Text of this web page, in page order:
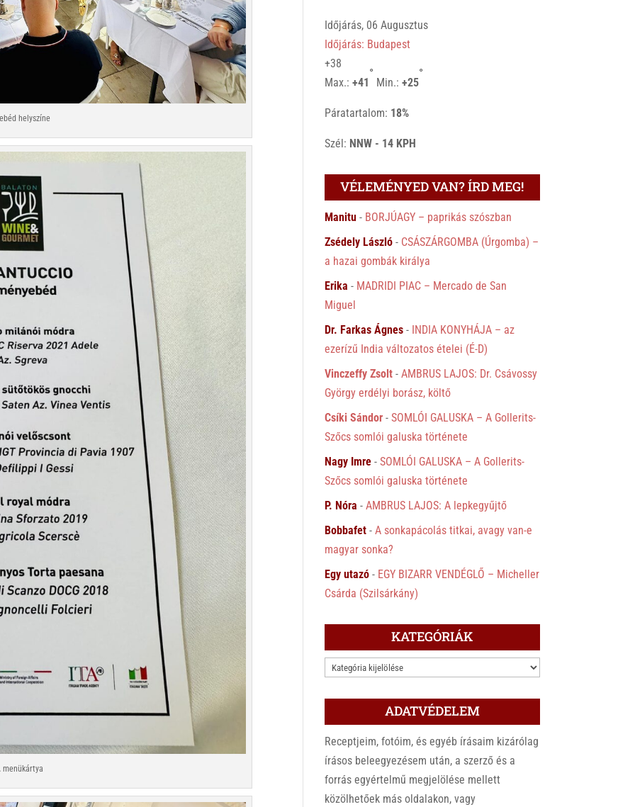
helyszíne
menükártya
Időjárás, 06 Augusztus
Időjárás: Budapest
+38
Max.:+41
°
Min.:+25
°
Páratartalom: 18%
Szél: NNW - 14 KPH
VÉLEMÉNYED VAN? ÍRD MEG!
Manitu - BORJÚAGY – paprikás szószban
Zsédely László - CSÁSZÁRGOMBA (Úrgomba) –
a hazai gombák királya
Erika - MADRIDI PIAC – Mercado de San
Miguel
Dr. Farkas Ágnes - INDIA KONYHÁJA – az
ezerízű India változatos ételei (É-D)
Vinczeffy Zsolt -AMBRUS LAJOS: Dr. Csávossy
György erdélyi borász, költő
Csíki Sándor -SOMLÓI GALUSKA – A Gollerits-
Szőcs somlói galuska története
Nagy Imre -SOMLÓI GALUSKA – A Gollerits-
Szőcs somlói galuska története
P. Nóra -AMBRUS LAJOS: A lepkegyűjtő
Bobbafet -A sonkapácolás titkai, avagy van-e
magyar sonka?
Egy utazó - EGY BIZARR VENDÉGLŐ – Micheller
Csárda (Szilsárkány)
KATEGÓRIÁK
KATEGÓRIÁK
ADATVÉDELEM
Receptjeim, fotóim, és egyéb írásaim kizárólag
írásos beleegyezésem után, a szerző és a
forrás egyértelmű megjelölése mellett
közölhetőek más oldalakon, vagy